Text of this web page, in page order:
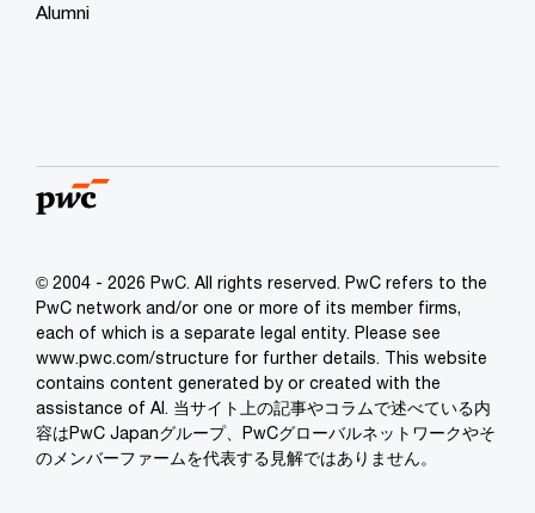
Alumni
© 2004 - 2026 PwC. All rights reserved. PwC refers to the
PwC network and/or one or more of its member firms,
each of which is a separate legal entity. Please see
www.pwc.com/structure for further details. This website
contains content generated by or created with the
assistance of AI. 当サイト上の記事やコラムで述べている内
容はPwC Japanグループ、PwCグローバルネットワークやそ
のメンバーファームを代表する見解ではありません。